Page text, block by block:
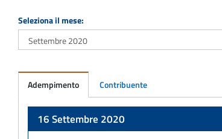
Seleziona il mese:
Adempimento Contribuente
16 Settembre 2020